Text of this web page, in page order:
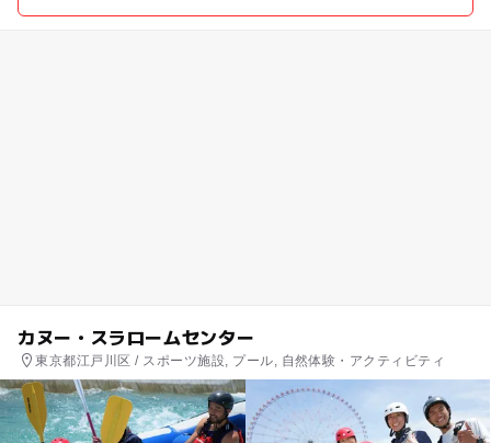
カヌー・スラロームセンター
東京都江戸川区 / スポーツ施設, プール, 自然体験・アクティビティ